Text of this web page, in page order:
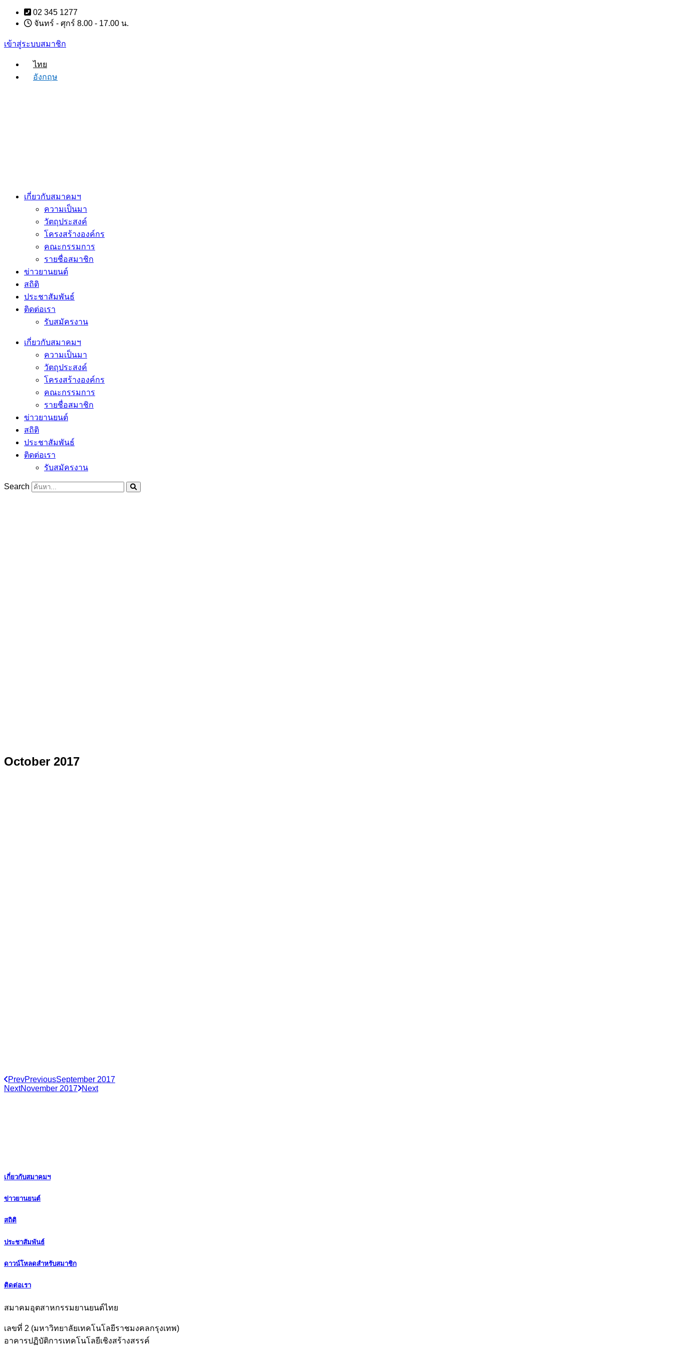
Skip
content
02 345 1277
จันทร์ - ศุกร์ 8.00 - 17.00 น.
เข้าสู่ระบบสมาชิก
ไทย
อังกฤษ
เกี่ยวกับสมาคมฯ
ความเป็นมา
วัตถุประสงค์
โครงสร้างองค์กร
คณะกรรมการ
รายชื่อสมาชิก
ข่าวยานยนต์
สถิติ
ประชาสัมพันธ์
ติดต่อเรา
รับสมัครงาน
เกี่ยวกับสมาคมฯ
ความเป็นมา
วัตถุประสงค์
โครงสร้างองค์กร
คณะกรรมการ
รายชื่อสมาชิก
ข่าวยานยนต์
สถิติ
ประชาสัมพันธ์
ติดต่อเรา
รับสมัครงาน
Search
October 2017
PrevPreviousSeptember 2017
NextNovember 2017 Next
เกี่ยวกับสมาคมฯ
ข่าวยานยนต์
สถิติ
ประชาสัมพันธ์
ดาวน์โหลดสำหรับสมาชิก
ติดต่อเรา
สมาคมอุตสาหกรรมยานยนต์ไทย
เลขที่ 2 (มหาวิทยาลัยเทคโนโลยีราชมงคลกรุงเทพ)
อาคารปฏิบัติการเทคโนโลยีเชิงสร้างสรรค์